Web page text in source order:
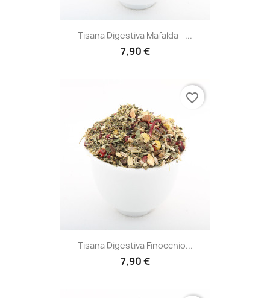
Tisana Digestiva Mafalda –...
7,90 €
Tisana Digestiva Finocchio...
7,90 €
favorite_border